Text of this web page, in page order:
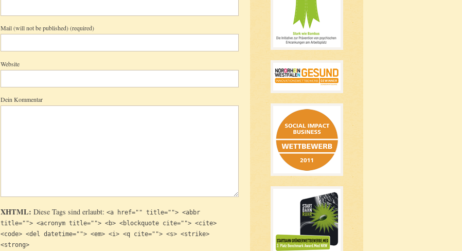
Mail (will not be published) (required)
Website
Dein Kommentar
XHTML: Diese Tags sind erlaubt: <a href="" title=""> <abbr
title=""> <acronym title=""> <b> <blockquote cite=""> <cite>
<code> <del datetime=""> <em> <i> <q cite=""> <s> <strike>
<strong>